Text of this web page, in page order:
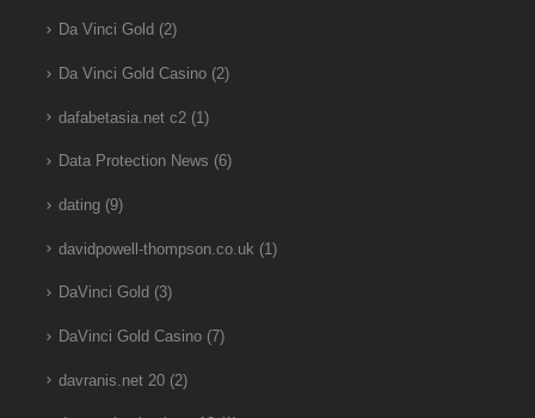
Da Vinci Gold (2)
Da Vinci Gold Casino(2)
dafabetasia.net c2(1)
Data Protection News (6)
dating(9)
davidpowell-thompson.co.uk (1)
DaVinci Gold (3)
DaVinci Gold Casino(7)
davranis.net 20(2)